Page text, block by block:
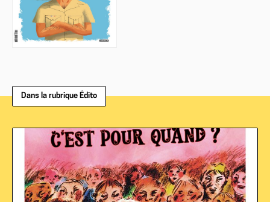
Dans la rubrique Édito